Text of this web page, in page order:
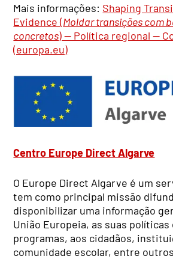
Mais informações: Shaping
Evidence (Moldar transições com
concretos) — Política regional —
(europa.eu)
Centro Europe Direct Algarve
O Europe Direct Algarve é um
tem como principal missão
disponibilizar uma informação
União Europeia, as suas políticas
programas, aos cidadãos,
comunidade escolar, entre